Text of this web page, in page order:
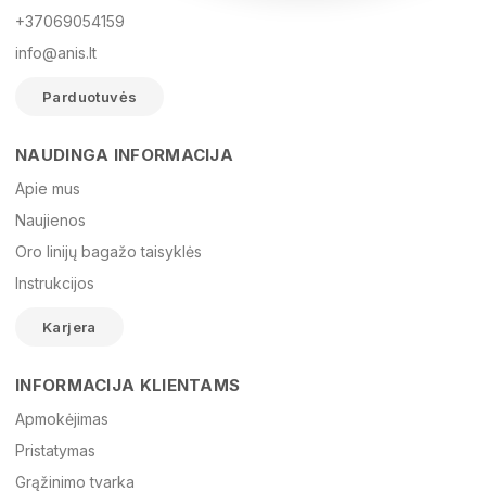
El. paštas
Žinutė
+37069054159
info@anis.lt
Parduotuvės
NAUDINGA INFORMACIJA
Apie mus
Naujienos
Oro linijų bagažo taisyklės
Instrukcijos
Karjera
INFORMACIJA KLIENTAMS
Apmokėjimas
Pristatymas
Grąžinimo tvarka